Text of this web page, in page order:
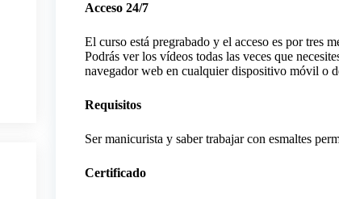
Acceso 24/7
El curso está pregrabado y el acceso es por tres
Podrás ver los vídeos todas las veces que
navegador web en cualquier dispositivo móvil o
Requisitos
Ser manicurista y saber trabajar con esmaltes
Certificado